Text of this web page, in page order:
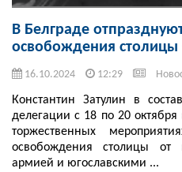
В Белграде
освобождения столицы
16.10.2024 12:29
Константин Затулин в
делегации с 18 по 20
торжественных
освобождения столицы от
армией и югославскими ...